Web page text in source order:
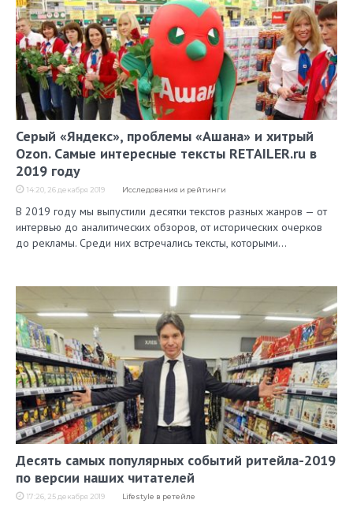
Серый «Яндекс», проблемы «Ашана» и хитрый
Ozon. Самые интересные тексты RETAILER.ru в
2019 году
14:20, 26 декабря 2019 Исследования и рейтинги
В 2019 году мы выпустили десятки текстов разных жанров — от
интервью до аналитических обзоров, от исторических очерков
до рекламы. Среди них встречались тексты, которыми…
Десять самых популярных событий ритейла-2019
по версии наших читателей
17:26, 25 декабря 2019 Lifestyle в ретейле